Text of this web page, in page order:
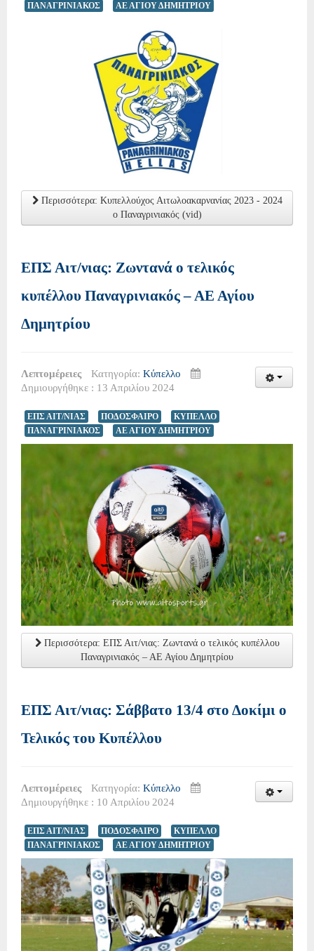
ΠΑΝΑΓΡΙΝΙΑΚΟΣ
ΑΕ ΑΓΙΟΥ ΔΗΜΗΤΡΙΟΥ
Περισσότερα: Κυπελλούχος Αιτωλοακαρνανίας 2023 - 2024
ο Παναγρινιακός (vid)
ΕΠΣ Αιτ/νιας: Ζωντανά ο τελικός
κυπέλλου Παναγρινιακός – ΑΕ Αγίου
Δημητρίου
Λεπτομέρειες Κατηγορία: Κύπελλο
Δημιουργήθηκε : 13 Απριλίου 2024
ΕΠΣ ΑΙΤ/ΝΙΑΣ ΠΟΔΟΣΦΑΙΡΟ
ΚΥΠΕΛΛΟ
ΠΑΝΑΓΡΙΝΙΑΚΟΣ
ΑΕ ΑΓΙΟΥ ΔΗΜΗΤΡΙΟΥ
Περισσότερα: ΕΠΣ Αιτ/νιας: Ζωντανά ο τελικός κυπέλλου
Παναγρινιακός – ΑΕ Αγίου Δημητρίου
ΕΠΣ Αιτ/νιας: Σάββατο 13/4 στο Δοκίμι ο
Τελικός του Κυπέλλου
Λεπτομέρειες Κατηγορία: Κύπελλο
Δημιουργήθηκε : 10 Απριλίου 2024
ΕΠΣ ΑΙΤ/ΝΙΑΣ ΠΟΔΟΣΦΑΙΡΟ
ΚΥΠΕΛΛΟ
ΠΑΝΑΓΡΙΝΙΑΚΟΣ
ΑΕ ΑΓΙΟΥ ΔΗΜΗΤΡΙΟΥ